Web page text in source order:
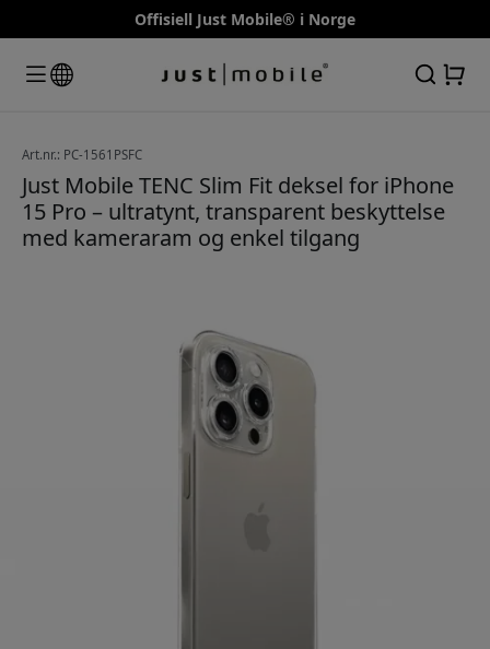
Offisiell Just Mobile® i Norge
Art.nr.: PC-1561PSFC
Just Mobile TENC Slim Fit deksel for iPhone
15 Pro – ultratynt, transparent beskyttelse
med kameraram og enkel tilgang